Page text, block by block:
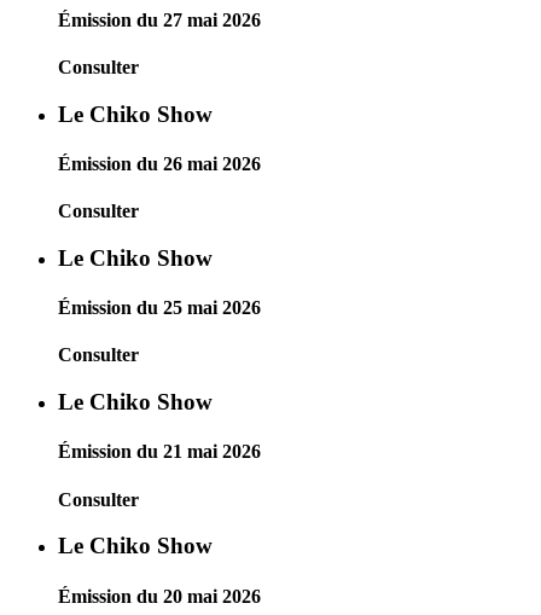
Émission du 27 mai 2026
Consulter
Le Chiko Show
Émission du 26 mai 2026
Consulter
Le Chiko Show
Émission du 25 mai 2026
Consulter
Le Chiko Show
Émission du 21 mai 2026
Consulter
Le Chiko Show
Émission du 20 mai 2026